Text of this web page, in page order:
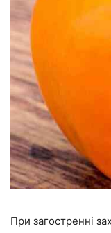
При загостренні